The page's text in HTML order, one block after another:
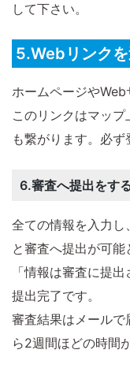
して下さい。
5.Webリンク
ホームページやWeb
このリンクはマッ
も繋がります。必ず
6.審査へ提出をす
全ての情報を入力し
と審査へ提出が可能
「情報は審査に提
提出完了です。
審査結果はメール
ら2週間ほどの時間